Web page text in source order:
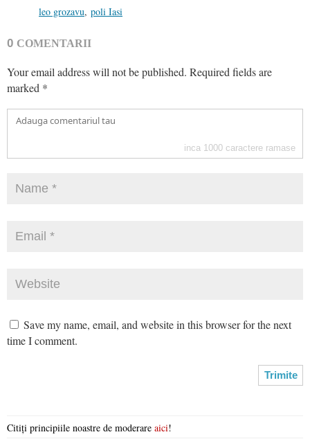
leo grozavu, poli Iasi
0 COMENTARII
Your email address will not be published. Required fields are
marked *
inca 1000 caractere ramase
Save my name, email, and website in this browser for the next
time I comment.
Citiți principiile noastre de moderare aici!